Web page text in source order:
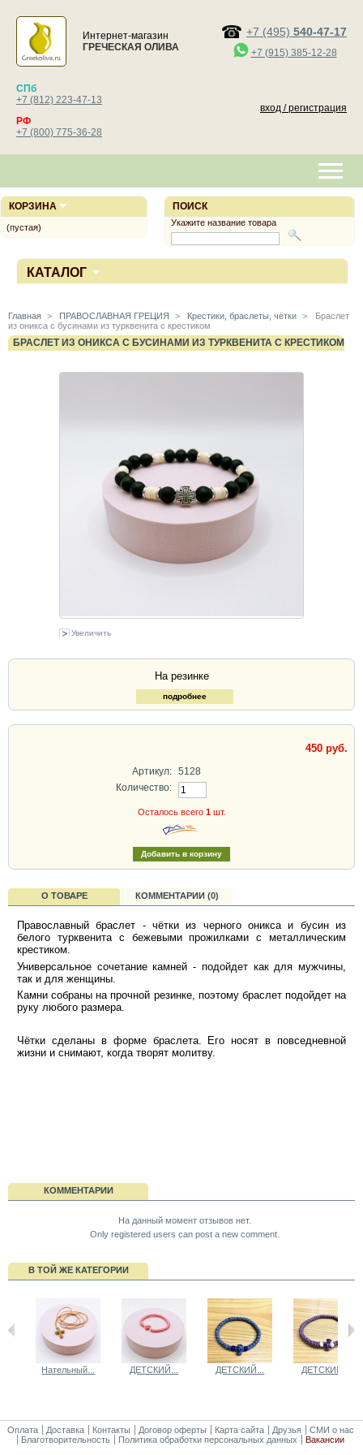
Интернет-магазин
ГРЕЧЕСКАЯ ОЛИВА
+7 (495) 540-47-17
+7 (915) 385-12-28
СПб
+7 (812) 223-47-13
РФ
+7 (800) 775-36-28
вход / регистрация
КАТАЛОГ
Главная > ПРАВОСЛАВНАЯ ГРЕЦИЯ > Крестики, браслеты, чётки >
Браслет
из оникса с бусинами из турквенита с крестиком
БРАСЛЕТ ИЗ ОНИКСА С БУСИНАМИ ИЗ ТУРКВЕНИТА С КРЕСТИКОМ
Увеличить
На резинке
подробнее
450 руб.
Артикул: 5128
Количество:
Осталось всего 1шт.
О ТОВАРЕ КОММЕНТАРИИ (0)
Православный браслет - чётки из черного оникса и бусин из
белого турквенита с бежевыми прожилками с металлическим
крестиком.
Универсальное сочетание камней - подойдет как для мужчины,
так и для женщины.
Камни собраны на прочной резинке, поэтому браслет подойдет на
руку любого размера.
Чётки сделаны в форме браслета. Его носят в повседневной
жизни и снимают, когда творят молитву.
КОММЕНТАРИИ
На данный момент отзывов нет.
Only registered users can post a new comment.
В ТОЙ ЖЕ КАТЕГОРИИ
Нательный... ДЕТСКИЙ... ДЕТСКИЙ... ДЕТСКИЙ...
ПОИСК
Укажите название товара
КОРЗИНА
(пустая)
Оплата Доставка Контакты Договор оферты Карта сайта Друзья
СМИ о нас
Благотворительность
Политика обработки персональных данных Вакансии